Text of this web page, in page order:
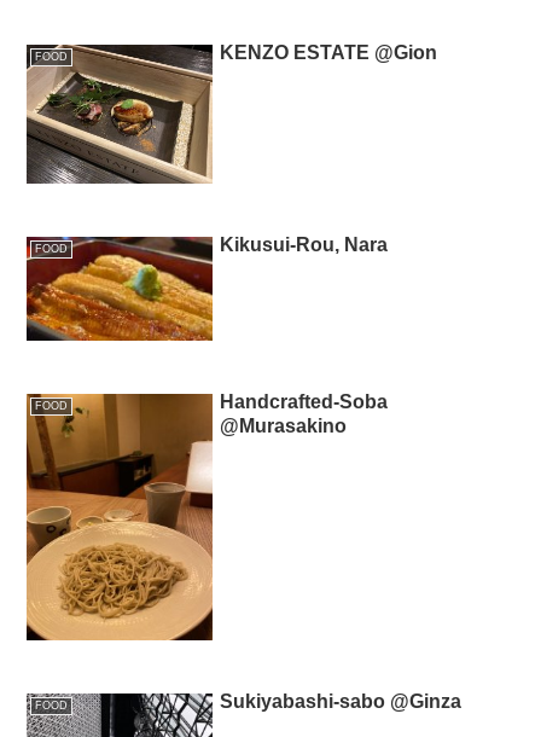
FOOD KENZO ESTATE @Gion
FOOD Kikusui-Rou, Nara
FOOD
Handcrafted-Soba
@Murasakino
FOOD Sukiyabashi-sabo @Ginza